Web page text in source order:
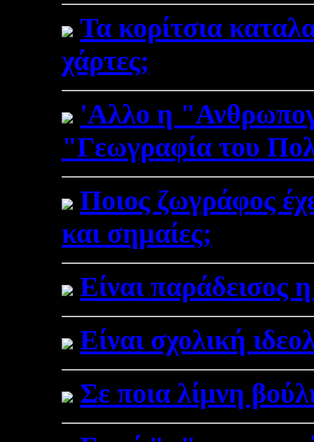
Τα κορίτσια
χάρτες;
'Αλλο η
"Γεωγραφία του
Ποιος ζωγράφος
και σημαίες;
Είναι παράδεισος
Είναι σχολική
Σε ποια λίμνη